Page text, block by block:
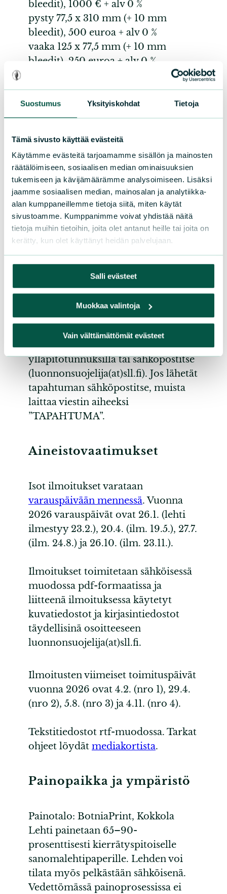
Suostumus Yksityiskohdat Tietoja
Tämä sivusto käyttää evästeitä
Käytämme evästeitä tarjoamamme sisällön ja mainosten
räätälöimiseen, sosiaalisen median ominaisuuksien
tukemiseen ja kävijämäärämme analysoimiseen. Lisäksi
jaamme sosiaalisen median, mainosalan ja analytiikka-
alan kumppaneillemme tietoja siitä, miten käytät
sivustoamme. Kumppanimme voivat yhdistää näitä
tietoja muihin tietoihin, joita olet antanut heille tai joita on
kerätty, kun olet käyttänyt heidän palvelujaan.
Salli evästeet
Muokkaa valintoja
Vain välttämättömät evästeet
bleedit), 1000 € + alv 0 %
pysty 77,5 x 310 mm (+ 10 mm
bleedit), 500 euroa + alv 0 %
vaaka 125 x 77,5 mm (+ 10 mm
bleedit), 250 euroa + alv 0 %
bleedit), 125 euroa + alv 0 %
Luonnonsuojeluliiton piirien ja
tapahtumailmoitukset julkaistaan
Luonnonsuojelijan
tapahtumapalstalla maksutta, ks.
lisätietoa alta.
Ilmestymisaikataulu 2026–
maksetut ilmoitukset
Luonnonsuojelija.
Liiton omien tapahtumien
ilmoittaminen
Ilmoitukset jätetään verkon
tapahtumakalenteriin
piirin/yhdistyksen omilla
ylläpitotunnuksilla tai sähköpostitse
(luonnonsuojelija(at)sll.fi). Jos lähetät
tapahtuman sähköpostitse, muista
laittaa viestin aiheeksi
”TAPAHTUMA”.
Aineistovaatimukset
Isot ilmoitukset varataan
varauspäivään mennessä. Vuonna
2026 varauspäivät ovat 26.1. (lehti
ilmestyy 23.2.), 20.4. (ilm. 19.5.), 27.7.
(ilm. 24.8.) ja 26.10. (ilm. 23.11.).
Ilmoitukset toimitetaan sähköisessä
muodossa pdf-formaatissa ja
liitteenä ilmoituksessa käytetyt
kuvatiedostot ja kirjasintiedostot
täydellisinä osoitteeseen
luonnonsuojelija(at)sll.fi.
Ilmoitusten viimeiset toimituspäivät
vuonna 2026 ovat 4.2. (nro 1), 29.4.
(nro 2), 5.8. (nro 3) ja 4.11. (nro 4).
Tekstitiedostot rtf-muodossa. Tarkat
ohjeet löydät mediakortista.
Painopaikka ja ympäristö
Painotalo: BotniaPrint, Kokkola
Lehti painetaan 65–90-
prosenttisesti kierrätyspitoiselle
sanomalehtipaperille. Lehden voi
tilata myös pelkästään sähköisenä.
Vedettömässä painoprosessissa ei